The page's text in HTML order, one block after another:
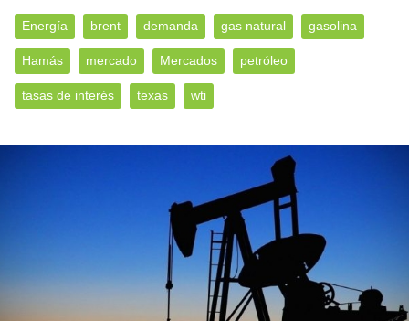
Energía brent demanda gas natural gasolina
Hamás mercado Mercados petróleo
tasas de interés texas wti